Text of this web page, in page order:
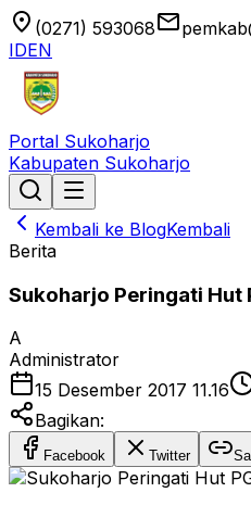
location_on (0271) 593068email
IDEN
Portal Sukoharjo
Kabupaten Sukoharjo
Kembali ke BlogKembali
Berita
Sukoharjo Peringati Hut
A
Administrator
15 Desember 2017 11.16
Bagikan:
Facebook Twitter